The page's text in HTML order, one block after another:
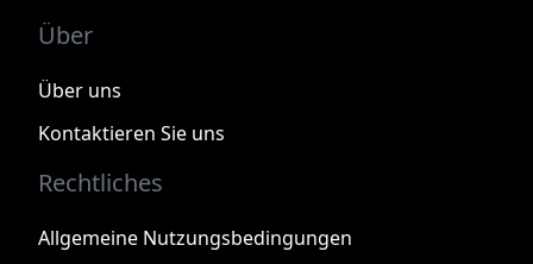
Über
Über uns
Kontaktieren Sie uns
Rechtliches
Allgemeine Nutzungsbedingungen